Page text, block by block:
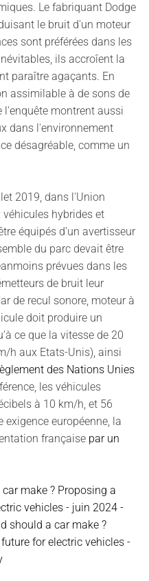
Le fabriquant Dodge
le bruit d'un moteur
sont préférées dans les
ils accroîent la
paraître agaçants. En
assimilable à de sons de
l'enquête montrent aussi
dans l'environnement
désagréable, comme un
2019, dans l'Union
hybrides et
équipés d’un avertisseur
du parc devait être
prévues dans les
de bruit leur
de recul sonore, moteur à
doit produire un
ce que la vitesse de 20
h aux Etats-Unis), ainsi
des Nations Unies
les véhicules
à 10 km/h, et 56
européenne, la
française par un
make ? Proposing a
vehicles - juin 2024 -
should a car make ?
for electric vehicles -